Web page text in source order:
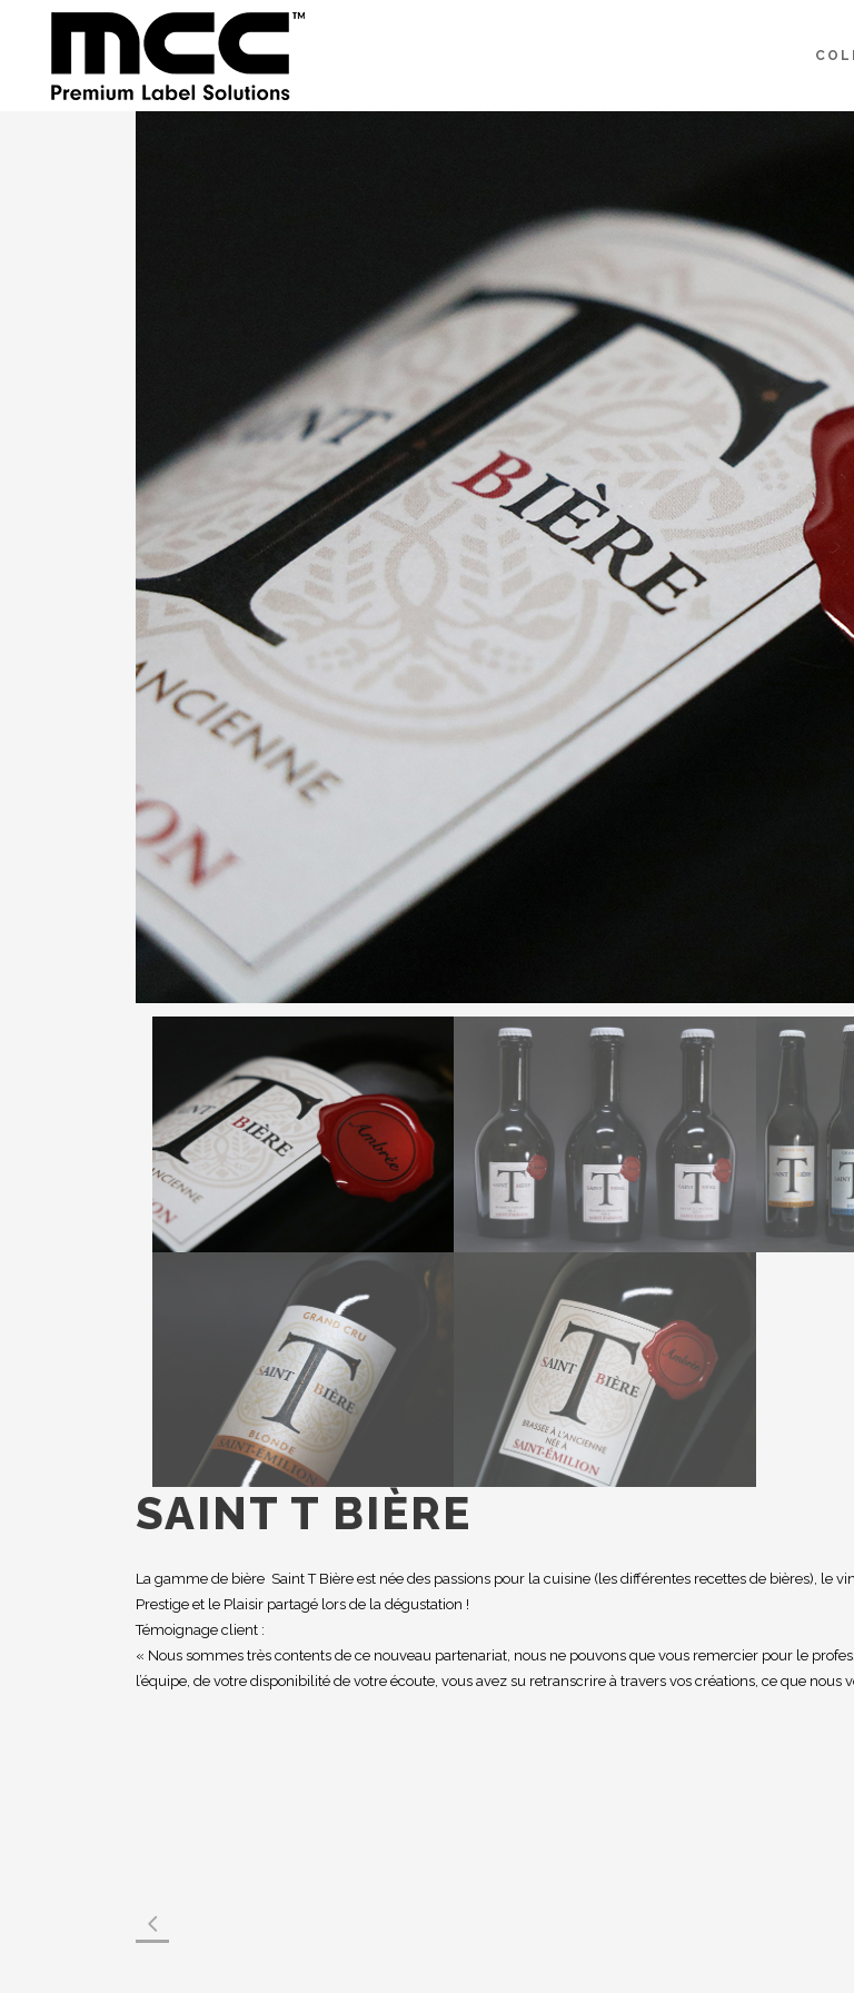
SAINT T BIÈRE
La gamme de bière Saint T Bière est née des passions pour la cuisine (les différentes recettes de bières), le
Prestige et le Plaisir partagé lors de la dégustation !
Témoignage client :
« Nous sommes très contents de ce nouveau partenariat, nous ne pouvons que vous remercier pour le
l’équipe, de votre disponibilité de votre écoute, vous avez su retranscrire à travers vos créations, ce que nous